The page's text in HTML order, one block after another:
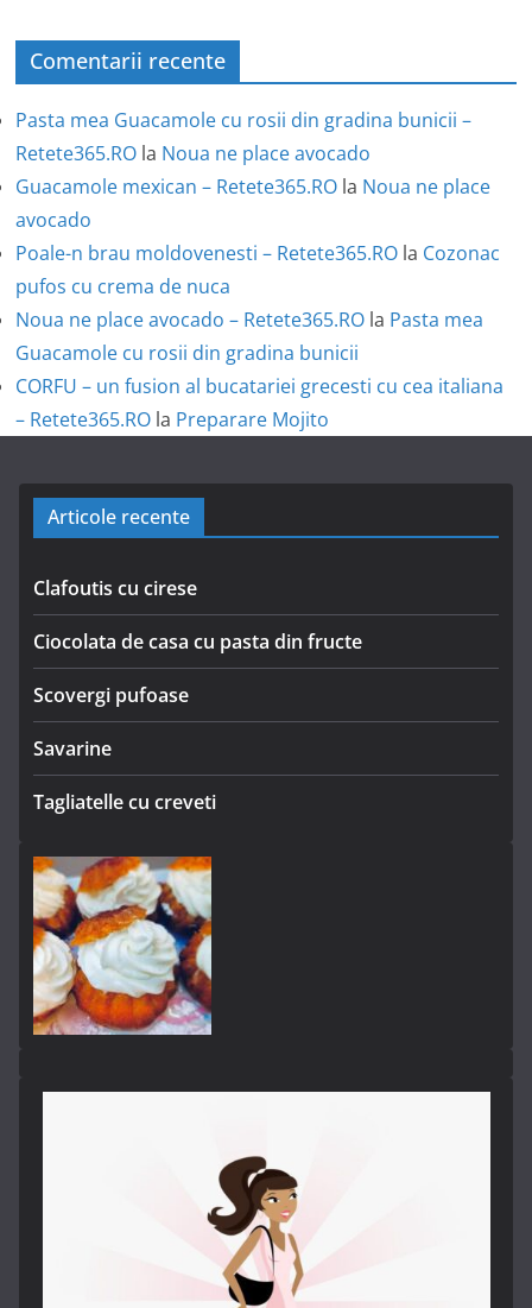
Comentarii recente
Pasta mea Guacamole cu rosii din gradina bunicii –
Retete365.RO la Noua ne place avocado
Guacamole mexican – Retete365.RO la Noua ne place
avocado
Poale-n brau moldovenesti – Retete365.RO la Cozonac
pufos cu crema de nuca
Noua ne place avocado – Retete365.RO la Pasta mea
Guacamole cu rosii din gradina bunicii
CORFU – un fusion al bucatariei grecesti cu cea italiana
– Retete365.RO la Preparare Mojito
Articole recente
Clafoutis cu cirese
Ciocolata de casa cu pasta din fructe
Scovergi pufoase
Savarine
Tagliatelle cu creveti